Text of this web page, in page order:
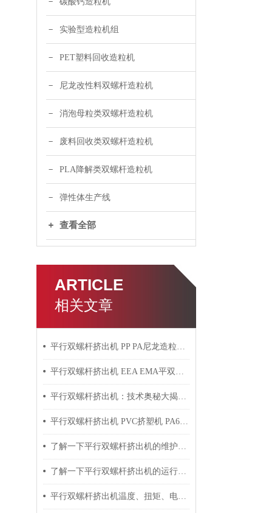
实验型造粒机组
PET塑料回收造粒机
尼龙改性料双螺杆造粒机
消泡母粒类双螺杆造粒机
废料回收类双螺杆造粒机
PLA降解类双螺杆造粒机
弹性体生产线
查看全部
ARTICLE
相关文章
平行双螺杆挤出机 PP PA尼龙造粒机技术参数
平行双螺杆挤出机 EEA EMA平双挤出机 双螺杆挤出机技术参数
平行双螺杆挤出机：技术奥秘大揭秘！
平行双螺杆挤出机 PVC挤塑机 PA6+玻纤挤出造粒机技术参数
了解一下平行双螺杆挤出机的维护保养方法吧
了解一下平行双螺杆挤出机的运行过程吧
平行双螺杆挤出机温度、扭矩、电流控制要点